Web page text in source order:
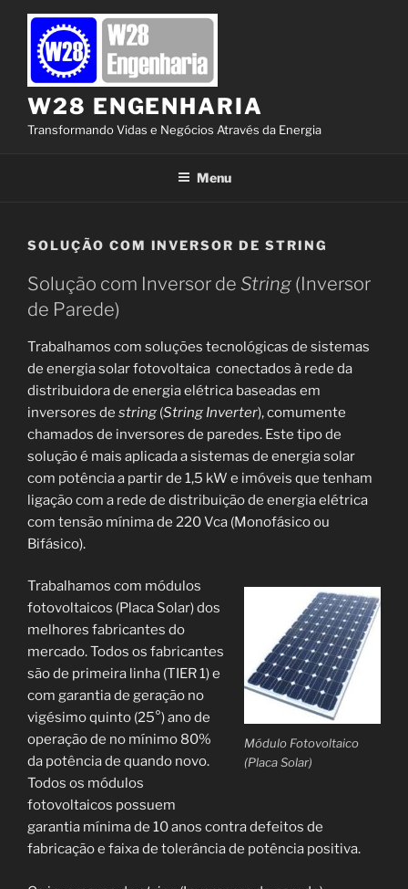
Pular
conteúdo
W28 ENGENHARIA
Transformando Vidas e Negócios Através da Energia
Menu
SOLUÇÃO COM INVERSOR DE STRING
Solução com Inversor de String (Inversor
de Parede)
Trabalhamos com soluções tecnológicas de sistemas
de energia solar fotovoltaica conectados à rede da
distribuidora de energia elétrica baseadas em
inversores de string (String Inverter), comumente
chamados de inversores de paredes. Este tipo de
solução é mais aplicada a sistemas de energia solar
com potência a partir de 1,5 kW e imóveis que tenham
ligação com a rede de distribuição de energia elétrica
com tensão mínima de 220 Vca (Monofásico ou
Bifásico).
Módulo Fotovoltaico
(Placa Solar)
Trabalhamos com módulos
fotovoltaicos (Placa Solar) dos
melhores fabricantes do
mercado. Todos os fabricantes
são de primeira linha (TIER 1) e
com garantia de geração no
vigésimo quinto (25°) ano de
operação de no mínimo 80%
da potência de quando novo.
Todos os módulos
fotovoltaicos possuem
garantia mínima de 10 anos contra defeitos de
fabricação e faixa de tolerância de potência positiva.